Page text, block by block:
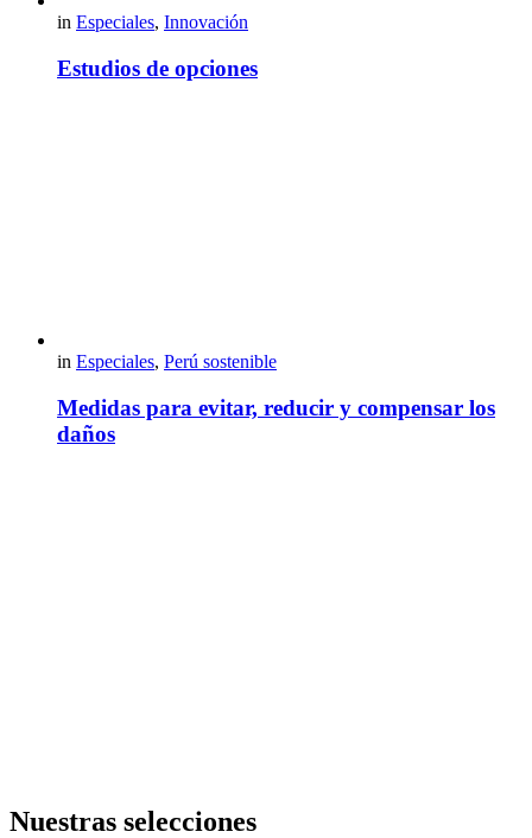
in Especiales, Innovación
Estudios de opciones
in Especiales, Perú sostenible
Medidas para evitar, reducir y compensar los
daños
Nuestras selecciones